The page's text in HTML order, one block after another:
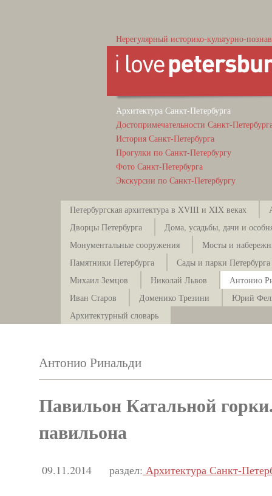
Нерегулярный историко-культурно-
Архитектура Санкт-Петербурга
Достопримечательности Санкт-
История Санкт-Петербурга
Прогулки по Санкт-Петербургу
Фото Санкт-Петербурга
Экскурсии по Санкт-Петербургу
Петербургская архитектура в XVIII и XIX веках
Дворцы Петербурга
Дома, усадьбы, дачи и
Монументальные сооружения
Мосты и
Памятники Петербурга
Сады и парки Петербурга
Михаил Земцов
Николай Львов
Антонио
Иван Старов
Доменико Трезини
Юрий
Архитектурный словарь
Антонио Ринальди
Павильон Катальной
павильона
09.11.2014 раздел: Архитектура Санкт-